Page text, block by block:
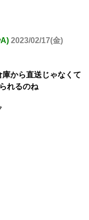
2023/02/17(金)
から直送じゃなくて
れるのね